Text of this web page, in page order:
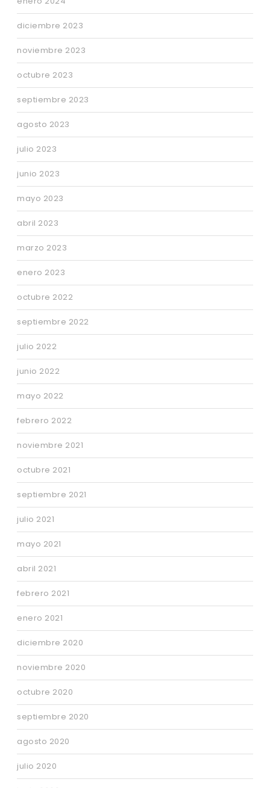
diciembre 2023
noviembre 2023
octubre 2023
septiembre 2023
agosto 2023
julio 2023
junio 2023
mayo 2023
abril 2023
marzo 2023
enero 2023
octubre 2022
septiembre 2022
julio 2022
junio 2022
mayo 2022
febrero 2022
noviembre 2021
octubre 2021
septiembre 2021
julio 2021
mayo 2021
abril 2021
febrero 2021
enero 2021
diciembre 2020
noviembre 2020
octubre 2020
septiembre 2020
agosto 2020
julio 2020